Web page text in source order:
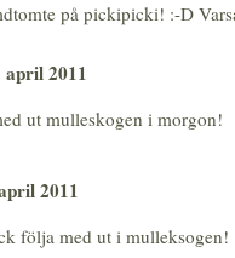
på pickipicki! :-D
april 2011
ut mulleskogen i morgon!
2011
följa med ut i mulleksogen!